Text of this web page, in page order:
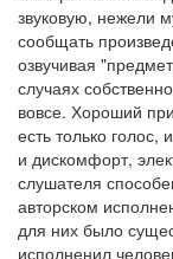
звуковую, нежели
сообщать
озвучивая
случаях
вовсе. Хороший
есть только
и дискомфорт,
слушателя
авторском
для них было
исполненил